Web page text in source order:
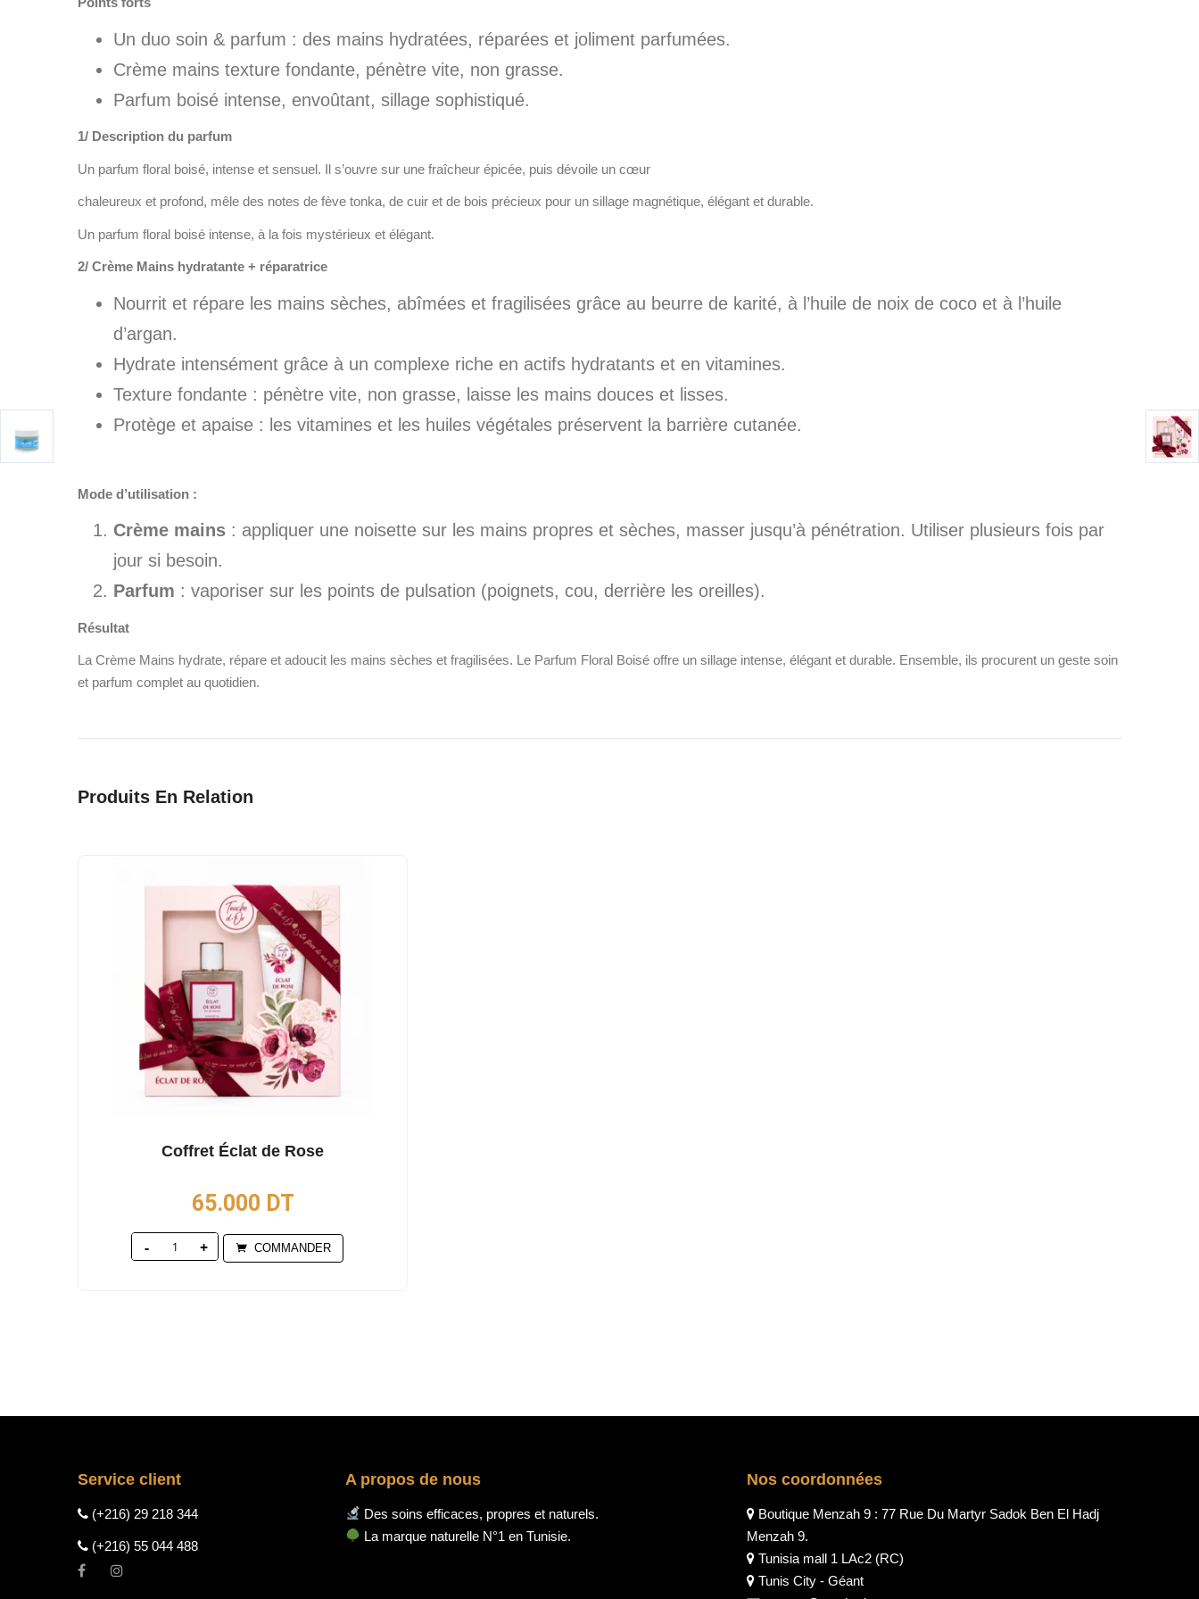
Un duo soin & parfum : des mains hydratées, réparées et joliment parfumées.
Crème mains texture fondante, pénètre vite, non grasse.
Parfum boisé intense, envoûtant, sillage sophistiqué.
1/ Description du parfum
Un parfum floral boisé, intense et sensuel. Il s’ouvre sur une fraîcheur épicée, puis dévoile un cœur
chaleureux et profond, mêle des notes de fève tonka, de cuir et de bois précieux pour un sillage magnétique, élégant et durable.
Un parfum floral boisé intense, à la fois mystérieux et élégant.
2/ Crème Mains hydratante + réparatrice
Nourrit et répare les mains sèches, abîmées et fragilisées grâce au beurre de karité, à l’huile de noix de coco et à l’huile
d’argan.
Hydrate intensément grâce à un complexe riche en actifs hydratants et en vitamines.
Texture fondante : pénètre vite, non grasse, laisse les mains douces et lisses.
Protège et apaise : les vitamines et les huiles végétales préservent la barrière cutanée.
Mode d’utilisation :
Crème mains : appliquer une noisette sur les mains propres et sèches, masser jusqu’à pénétration. Utiliser plusieurs fois par
jour si besoin.
Parfum : vaporiser sur les points de pulsation (poignets, cou, derrière les oreilles).
Résultat
La Crème Mains hydrate, répare et adoucit les mains sèches et fragilisées. Le Parfum Floral Boisé offre un sillage intense, élégant et durable. Ensemble, ils procurent un geste soin
et parfum complet au quotidien.
Produits En Relation
Coffret Éclat de Rose
65.000 DT
Quantity COMMANDER
Service client
(+216) 29 218 344
(+216) 55 044 488
A propos de nous
Des soins efficaces, propres et naturels.
La marque naturelle N°1 en Tunisie.
Nos coordonnées
Boutique Menzah 9 : 77 Rue Du Martyr Sadok Ben El Hadj
Menzah 9.
Tunisia mall 1 LAc2 (RC)
Tunis City - Géant